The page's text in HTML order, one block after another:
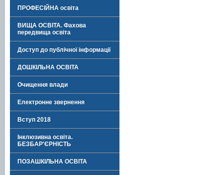
ПРОФЕСІЙНА освіта
ВИЩА ОСВІТА. Фахова
передвища освіта
Доступ до публічної інформації
ДОШКІЛЬНА ОСВІТА
Очищення влади
Електронне звернення
Вступ 2018
Інклюзивна освіта.
БЕЗБАР'ЄРНІСТЬ
ПОЗАШКІЛЬНА ОСВІТА